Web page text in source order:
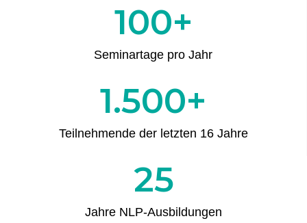
Seminartage pro Jahr
100+
Teilnehmende der letzten 16 Jahre
1.500+
Jahre NLP-Ausbildungen
25